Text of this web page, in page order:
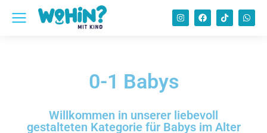
0-1 Babys
Willkommen in unserer liebevoll
gestalteten Kategorie für Babys im Alter